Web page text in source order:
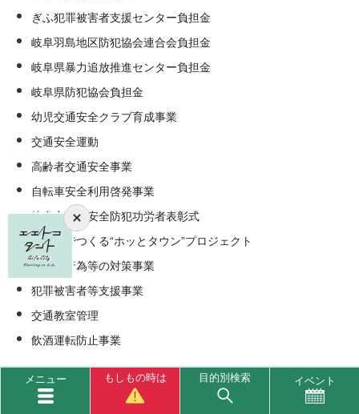
ぎふ犯罪被害者支援センター負担金
岐阜羽島地区防犯協会連合会負担金
岐阜県暴力追放推進センター負担金
岐阜県防犯協会負担金
幼児交通安全クラブ育成事業
交通安全運動
高齢者交通安全事業
自転車安全利用啓発事業
岐阜市地域安全防犯功労者表彰式
みんなでつくる“ホッとタウン”プロジェクト
客引き行為等の対策事業
犯罪被害者等支援事業
交通教室管理
飲酒運転防止事業
地域安全推進課（事業評価シート） （PDF 349.3KB）
メニュー もしもの時は 目的別検索 イベント